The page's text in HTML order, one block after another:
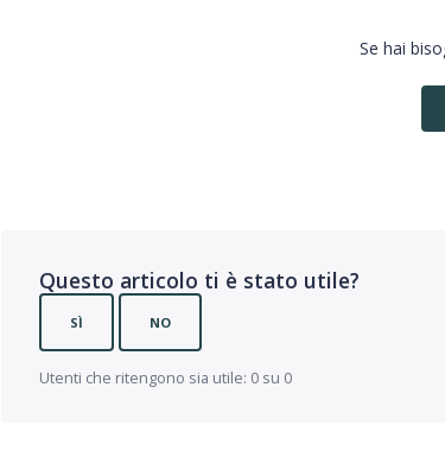
Se hai
Questo articolo ti è stato utile?
SÌ NO
Utenti che ritengono sia utile: 0 su 0